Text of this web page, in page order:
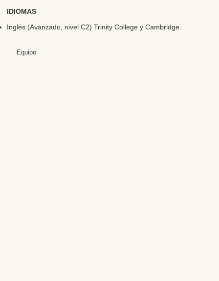
IDIOMAS
Inglés (Avanzado, nivel C2) Trinity College y Cambridge.
Equipo